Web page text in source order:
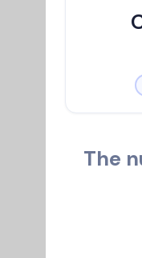
The